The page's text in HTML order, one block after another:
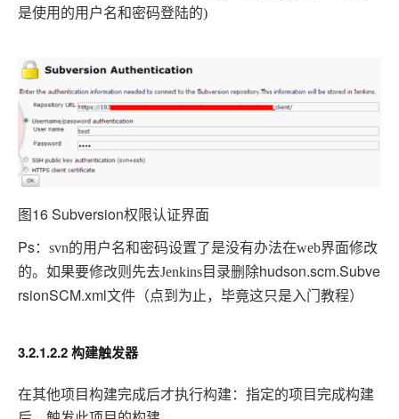
是使用的用户名和密码登陆的)
图16 Subversion权限认证界面
Ps： svn的用户名和密码设置了是没有办法在web界面修改
的。如果要修改则先去Jenkins目录删除hudson.scm.Subve
rsionSCM.xml文件（点到为止，毕竟这只是入门教程）
3.2.1.2.2 构建触发器
在其他项目构建完成后才执行构建：指定的项目完成构建